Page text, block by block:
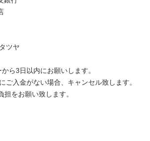
ツヤ
ら3日以内にお願いします。
ご入金がない場合、キャンセル致します。
をお願い致します。